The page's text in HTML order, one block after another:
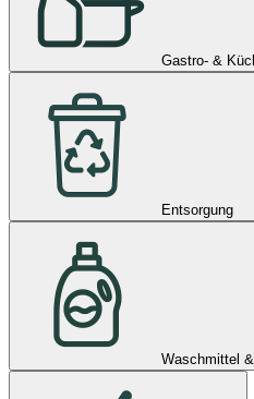
Gastro- &
Entsorgung
Waschmittel